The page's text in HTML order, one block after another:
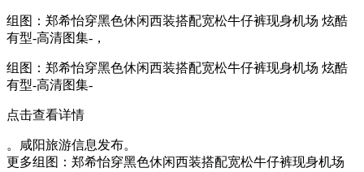
组图：郑希怡穿黑色休闲西装搭配宽松牛仔裤现身机场 炫酷
有型-高清图集-，
组图：郑希怡穿黑色休闲西装搭配宽松牛仔裤现身机场 炫酷
有型-高清图集-
点击查看详情
。咸阳旅游信息发布。
更多组图：郑希怡穿黑色休闲西装搭配宽松牛仔裤现身机场